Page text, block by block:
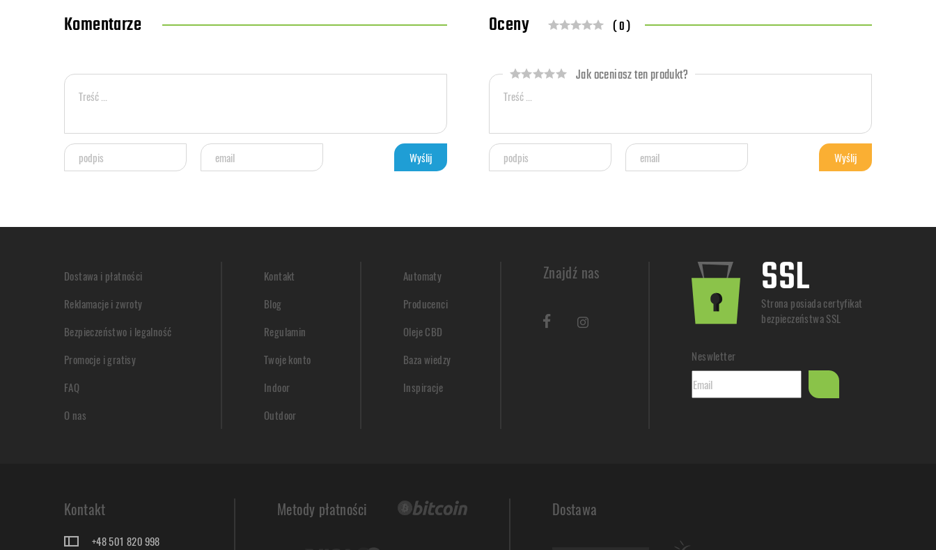
Komentarze Oceny ( 0 )
Jak oceniasz ten produkt?
Dostawa i płatności
Reklamacje i zwroty
Bezpieczeństwo i legalność
Promocje i gratisy
FAQ
O nas
Kontakt
Blog
Regulamin
Twoje konto
Indoor
Outdoor
Automaty
Producenci
Oleje CBD
Baza wiedzy
Inspiracje
Znajdź nas SSL
Strona posiada certyfikat
bezpieczeństwa SSL
Neswletter
Kontakt
+48 501 820 998
Metody płatności Dostawa